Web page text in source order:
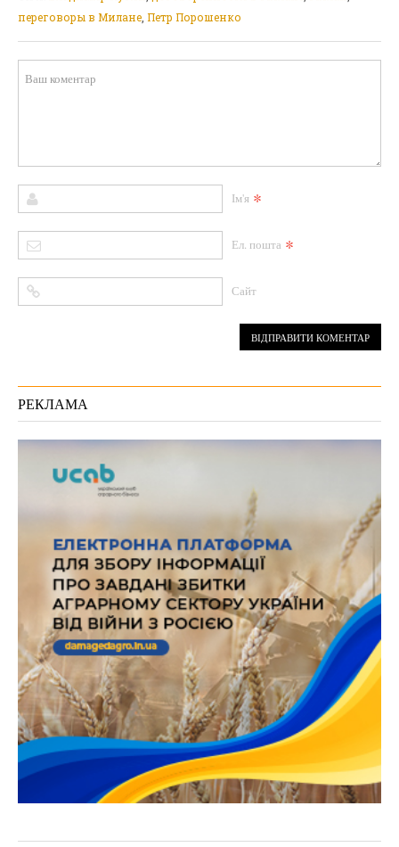
переговоры в Милане Петр Порошенко
Ім'я *
Ел. пошта *
Сайт
РЕКЛАМА